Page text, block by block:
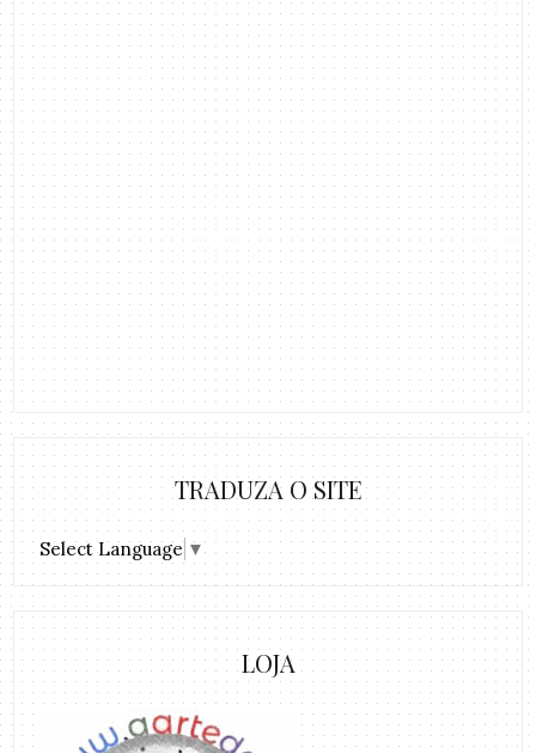
TRADUZA O SITE
Select Language ▼
LOJA